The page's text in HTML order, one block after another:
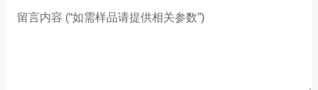
留言内容 (“如需样品请提供相关参数”)